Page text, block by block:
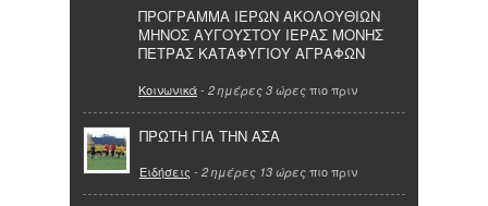
ΠΡΟΓΡΑΜΜΑ ΙΕΡΩΝ ΑΚΟΛΟΥΘΙΩΝ
ΜΗΝΟΣ ΑΥΓΟΥΣΤΟΥ ΙΕΡΑΣ ΜΟΝΗΣ
ΠΕΤΡΑΣ ΚΑΤΑΦΥΓΙΟΥ ΑΓΡΑΦΩΝ
Κοινωνικά- 2 ημέρες 3 ώρες πιο πριν
ΠΡΩΤΗ ΓΙΑ ΤΗΝ ΑΣΑ
Ειδήσεις - 2 ημέρες 13 ώρες πιο πριν